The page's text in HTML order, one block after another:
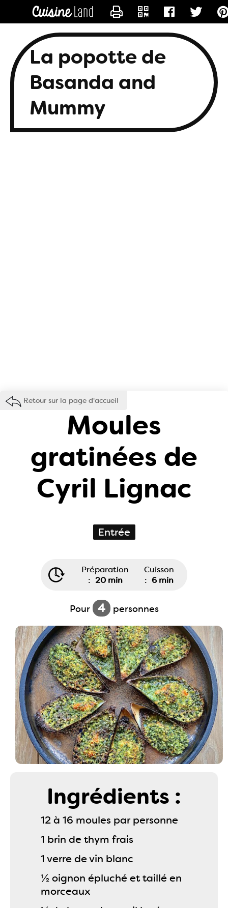
La popotte de
Basanda and
Mummy
Retour sur la page d'accueil
Moules
gratinées de
Cyril Lignac
Entrée
Préparation
: 20 min
Cuisson
: 6 min
Pour 4 personnes
Ingrédients :
12 à 16 moules par personne
1 brin de thym frais
1 verre de vin blanc
½ oignon épluché et taillé en
morceaux
CONTACTER BASANDA